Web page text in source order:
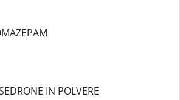
IN POLVERE